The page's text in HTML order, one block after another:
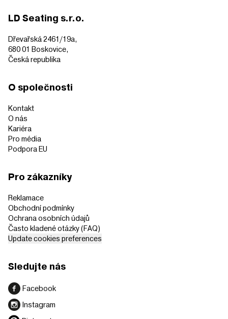
LD Seating s.r.o.
Dřevařská 2461/19a,
680 01 Boskovice,
Česká republika
O společnosti
Kontakt
O nás
Kariéra
Pro média
Podpora EU
Pro zákazníky
Reklamace
Obchodní podmínky
Ochrana osobních údajů
Často kladené otázky (FAQ)
Update cookies preferences
Sledujte nás
Facebook
Instagram